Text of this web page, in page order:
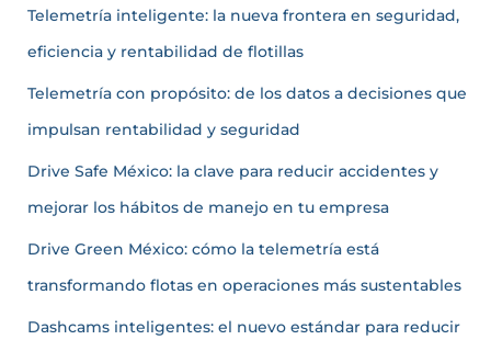
Telemetría inteligente: la nueva frontera en seguridad,
eficiencia y rentabilidad de flotillas
Telemetría con propósito: de los datos a decisiones que
impulsan rentabilidad y seguridad
Drive Safe México: la clave para reducir accidentes y
mejorar los hábitos de manejo en tu empresa
Drive Green México: cómo la telemetría está
transformando flotas en operaciones más sustentables
Dashcams inteligentes: el nuevo estándar para reducir